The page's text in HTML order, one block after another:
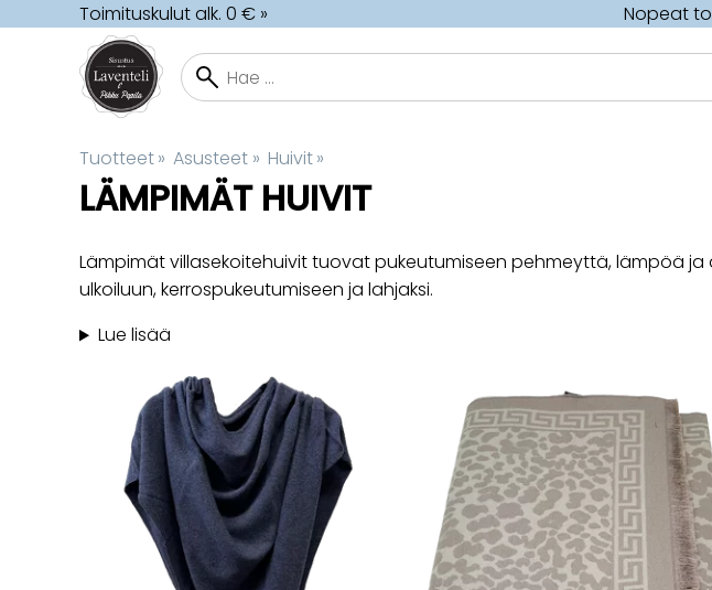
Toimituskulut alk. 0 € » Nopeat
Tuotteet‪» Asusteet ‪» Huivit‪»
LÄMPIMÄT HUIVIT
Lämpimät villasekoitehuivit tuovat pukeutumiseen pehmeyttä, lämpöä
ulkoiluun, kerrospukeutumiseen ja lahjaksi.
Lue lisää